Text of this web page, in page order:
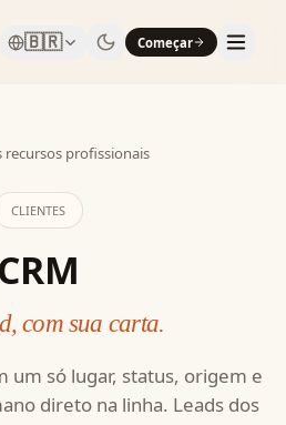
🇧🇷 Começar
recursos profissionais
CLIENTES
CRM
com sua carta.
um só lugar, status, origem e
direto na linha. Leads dos